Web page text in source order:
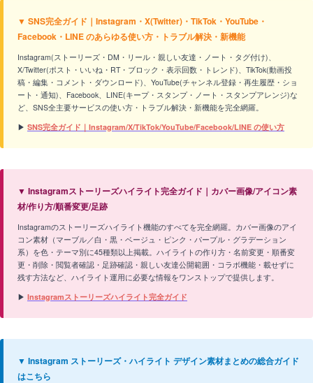
▼ SNS完全ガイド｜Instagram・X(Twitter)・TikTok・YouTube・
Facebook・LINE のあらゆる使い方・トラブル解決・新機能
Instagram(ストーリーズ・DM・リール・親しい友達・ノート・タグ付け)、
X/Twitter(ポスト・いいね・RT・ブロック・表示回数・トレンド)、TikTok(動画投
稿・編集・コメント・ダウンロード)、YouTube(チャンネル登録・再生履歴・ショ
ート・通知)、Facebook、LINE(キープ・スタンプ・ノート・スタンプアレンジ)な
ど、SNS全主要サービスの使い方・トラブル解決・新機能を完全網羅。
▶ SNS完全ガイド｜Instagram/X/TikTok/YouTube/Facebook/LINE の使い方
▼ Instagramストーリーズハイライト完全ガイド｜カバー画像/アイコン素
材/作り方/順番変更/足跡
Instagramのストーリーズハイライト機能のすべてを完全網羅。カバー画像のアイ
コン素材（マーブル／白・黒・ベージュ・ピンク・パープル・グラデーション
系）を色・テーマ別に45種類以上掲載。ハイライトの作り方・名前変更・順番変
更・削除・閲覧者確認・足跡確認・親しい友達公開範囲・コラボ機能・載せずに
残す方法など、ハイライト運用に必要な情報をワンストップで提供します。
▶ Instagramストーリーズハイライト完全ガイド
▼ Instagram ストーリーズ・ハイライト デザイン素材まとめの総合ガイド
はこちら